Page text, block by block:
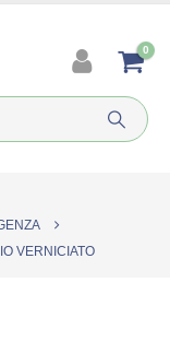
0
VERNICIATO